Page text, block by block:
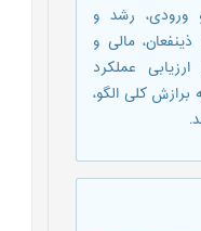
ورودی، رشد و
مالی و
عملکرد
کلی الگو،